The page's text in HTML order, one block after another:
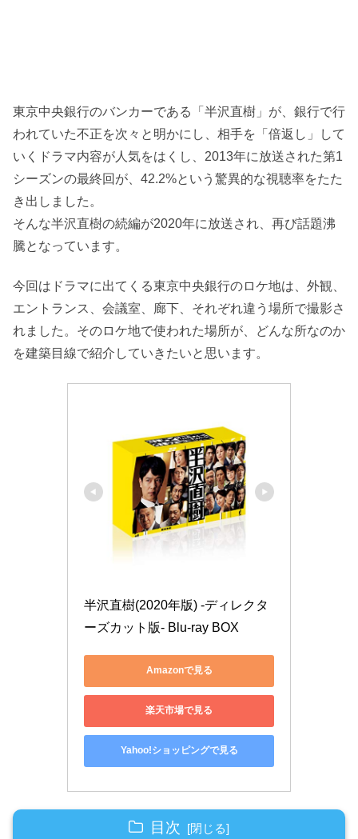
東京中央銀行のバンカーである「半沢直樹」が、銀行で行
われていた不正を次々と明かにし、相手を「倍返し」して
いくドラマ内容が人気をはくし、2013年に放送された第1
シーズンの最終回が、42.2%という驚異的な視聴率をたた
き出しました。
そんな半沢直樹の続編が2020年に放送され、再び話題沸
騰となっています。
今回はドラマに出てくる東京中央銀行のロケ地は、外観、
エントランス、会議室、廊下、それぞれ違う場所で撮影さ
れました。そのロケ地で使われた場所が、どんな所なのか
を建築目線で紹介していきたいと思います。
半沢直樹(2020年版) -ディレクタ
ーズカット版- Blu-ray BOX
Amazonで見る
楽天市場で見る
Yahoo!ショッピングで見る
目次